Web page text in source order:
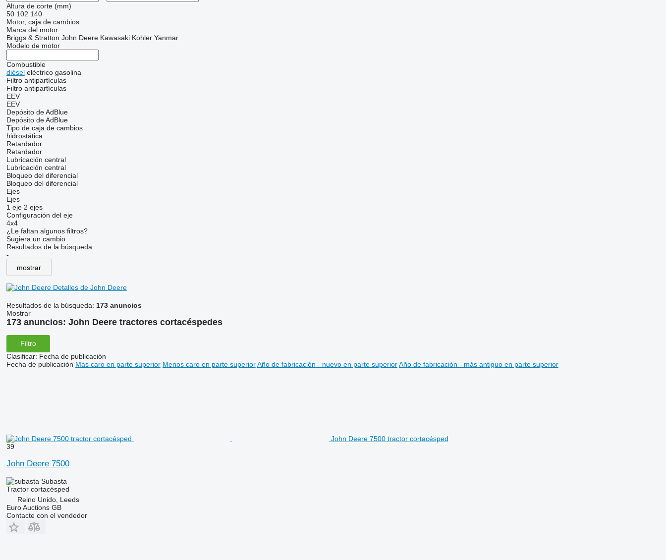
Altura de corte (mm)
50 102 140
Motor, caja de cambios
Marca del motor
Briggs & Stratton John Deere Kawasaki Kohler Yanmar
Modelo de motor
Combustible
diésel eléctrico gasolina
Filtro antipartículas
Filtro antipartículas
EEV
EEV
Depósito de AdBlue
Depósito de AdBlue
Tipo de caja de cambios
hidrostática
Retardador
Retardador
Lubricación central
Lubricación central
Bloqueo del diferencial
Bloqueo del diferencial
Ejes
Ejes
1 eje 2 ejes
Configuración del eje
4x4
¿Le faltan algunos filtros?
Sugiera un cambio
Resultados de la búsqueda:
-
mostrar
Detalles de John Deere
Resultados de la búsqueda: 173 anuncios
Mostrar
173 anuncios: John Deere tractores cortacéspedes
Filtro
Clasificar: Fecha de publicación
Fecha de publicación Más caro en parte superior Menos caro en parte superior Año de fabricación - nuevo en parte superior Año de fabricación - más antiguo en parte superior
John Deere 7500 tractor cortacésped
39
John Deere 7500
Subasta
Tractor cortacésped
Reino Unido, Leeds
Euro Auctions GB
Contacte con el vendedor